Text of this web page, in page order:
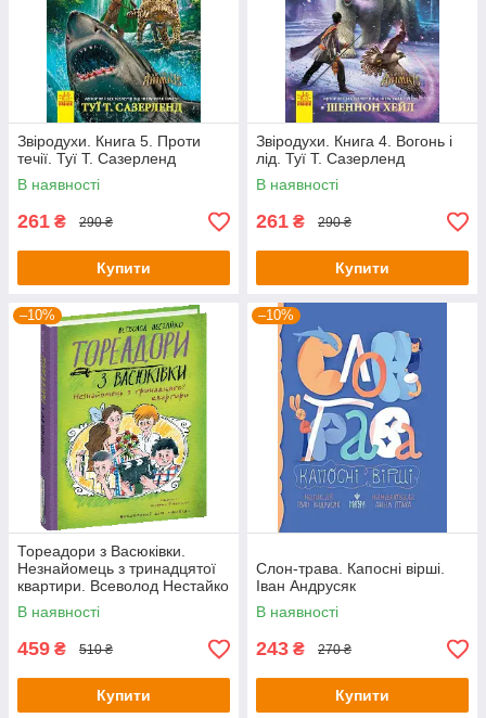
Звіродухи. Книга 5. Проти
течії. Туї Т. Сазерленд
В наявності
261 ₴ 290 ₴
Купити
Звіродухи. Книга 4. Вогонь і
лід. Туї Т. Сазерленд
В наявності
261 ₴ 290 ₴
Купити
–10%
Тореадори з Васюківки.
Незнайомець з тринадцятої
квартири. Всеволод Нестайко
В наявності
459 ₴ 510 ₴
Купити
–10%
Слон-трава. Капосні вірші.
Іван Андрусяк
В наявності
243 ₴ 270 ₴
Купити